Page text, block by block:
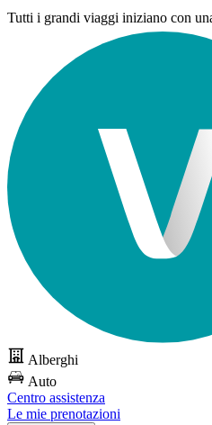
Tutti i grandi viaggi iniziano con
Alberghi
Auto
Centro assistenza
Le mie prenotazioni